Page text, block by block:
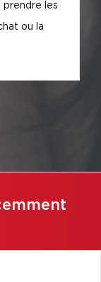
prendre les
ou la